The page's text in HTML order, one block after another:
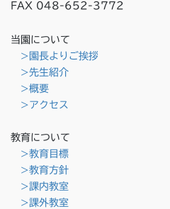
FAX 048-652-3772
当園について
>園長よりご挨拶
>先生紹介
>概要
>アクセス
教育について
>教育目標
>教育方針
>課内教室
>課外教室